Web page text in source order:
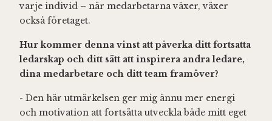
varje individ – när medarbetarna växer, växer
också företaget.
Hur kommer denna vinst att påverka ditt fortsatta
ledarskap och ditt sätt att inspirera andra ledare,
dina medarbetare och ditt team framöver?
- Den här utmärkelsen ger mig ännu mer energi
och motivation att fortsätta utveckla både mitt eget